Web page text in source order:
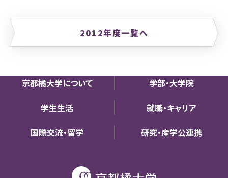
2012年度一覧へ
京都橘大学について 学部・大学院
学生生活 就職・キャリア
国際交流・留学 研究・産学公連携